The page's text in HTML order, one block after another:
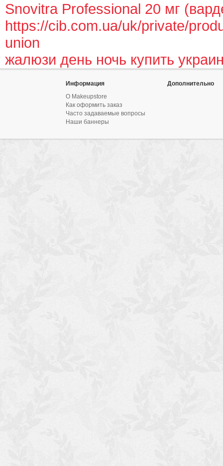
Snovitra Professional 20 мг
https://cib.com.ua/uk/private/
union
жалюзи день ночь купить
Информация
О Makeupstore
Как оформить заказ
Часто задаваемые вопросы
Наши баннеры
Дополнительно